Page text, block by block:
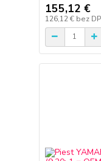
155,12 €
126,12 € bez